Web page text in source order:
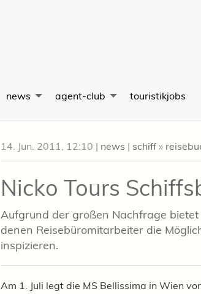
news agent-club touristikjobs
14. Jun. 2011, 12:10 | news | schiff »
Nicko Tours
Aufgrund der großen Nachfrage
denen Reisebüromitarbeiter die
inspizieren.
Am 1. Juli legt die MS Bellissima in Wien